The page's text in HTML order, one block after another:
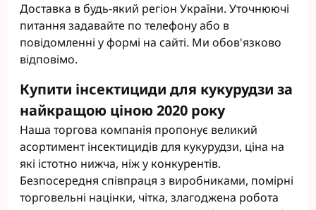
Доставка в будь-який регіон України. Уточнюючі
питання задавайте по телефону або в
повідомленні у формі на сайті. Ми обов'язково
відповімо.
Купити інсектициди для кукурудзи за
найкращою ціною 2020 року
Наша торгова компанія пропонує великий
асортимент інсектицидів для кукурудзи, ціна на
які істотно нижча, ніж у конкурентів.
Безпосередня співпраця з виробниками, помірні
торговельні націнки, чітка, злагоджена робота